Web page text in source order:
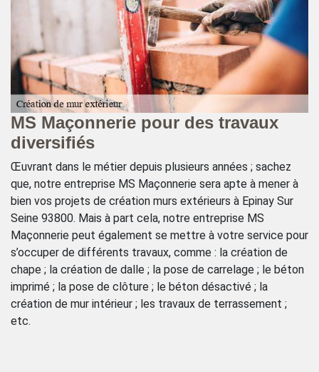
MS Maçonnerie pour des travaux
diversifiés
Œuvrant dans le métier depuis plusieurs années ; sachez
que, notre entreprise MS Maçonnerie sera apte à mener à
bien vos projets de création murs extérieurs à Epinay Sur
Seine 93800. Mais à part cela, notre entreprise MS
Maçonnerie peut également se mettre à votre service pour
s’occuper de différents travaux, comme : la création de
chape ; la création de dalle ; la pose de carrelage ; le béton
imprimé ; la pose de clôture ; le béton désactivé ; la
création de mur intérieur ; les travaux de terrassement ;
etc.